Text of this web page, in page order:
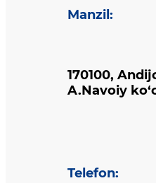
Manzil :
170100,
A.Navoiy
Telefon: